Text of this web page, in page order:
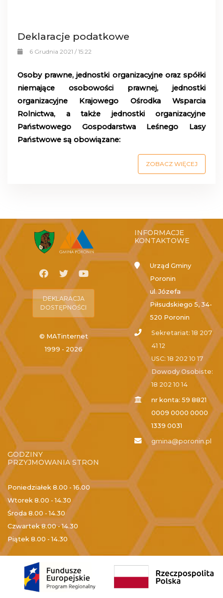
Deklaracje podatkowe
6 Grudnia 2021 / 15:22
Osoby prawne, jednostki organizacyjne oraz spółki
niemające osobowości prawnej, jednostki
organizacyjne Krajowego Ośrodka Wsparcia
Rolnictwa, a także jednostki organizacyjne
Państwowego Gospodarstwa Leśnego Lasy
Państwowe są obowiązane:
ZOBACZ WIĘCEJ
DEKLARACJA
DOSTĘPNOŚCI
© MATinternet
1999 - 2026
INFORMACJE
KONTAKTOWE
Urząd Gminy
Poronin
ul. Józefa
Piłsudskiego 5, 34-
520 Poronin
Sekretariat: 18 207
41 12
USC: 18 202 10 17
Dowody Osobiste:
18 202 10 14
nr konta: 59 8821
0009 0000 0000
1339 0031
gmina@poronin.pl
GODZINY
PRZYJMOWANIA STRON
Poniedziałek 8.00 - 16.00
Wtorek 8.00 - 14.30
Środa 8.00 - 14.30
Czwartek8.00 - 14.30
Piątek 8.00 - 14.30